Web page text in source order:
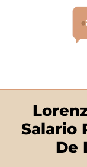
Salario
De